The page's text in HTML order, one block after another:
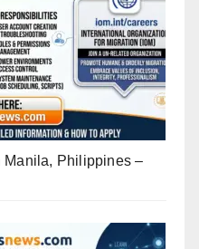
Manila, Philippines –